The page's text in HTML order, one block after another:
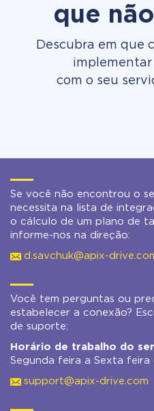
que
Descubra em que
com o seu
Se você não encontrou o
necessita na lista de
o cálculo de um plano de
informe-nos na direção:
d.savchuk@apix-
Você tem perguntas ou
estabelecer a conexão?
de suporte:
Horário de trabalho do
Segunda feira a Sexta feira
support@apix-drive.com